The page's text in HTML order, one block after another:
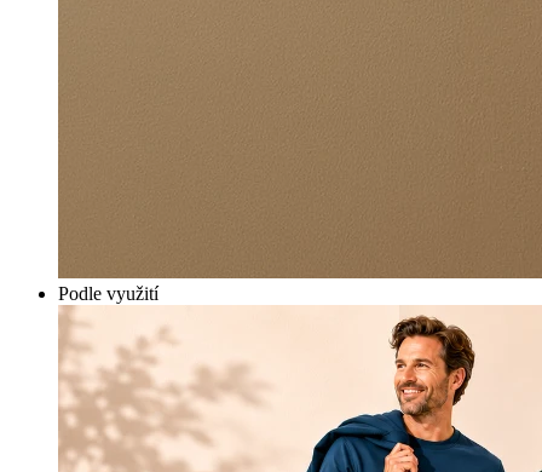
Podle využití